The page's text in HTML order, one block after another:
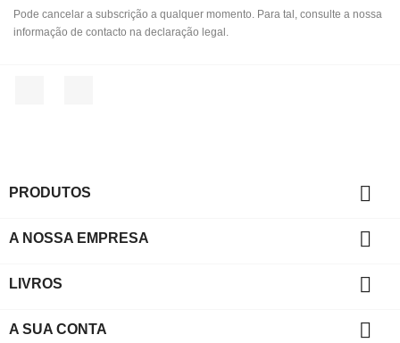
Pode cancelar a subscrição a qualquer momento. Para tal, consulte a nossa
informação de contacto na declaração legal.
PRODUTOS 
A NOSSA EMPRESA 
LIVROS 
A SUA CONTA 